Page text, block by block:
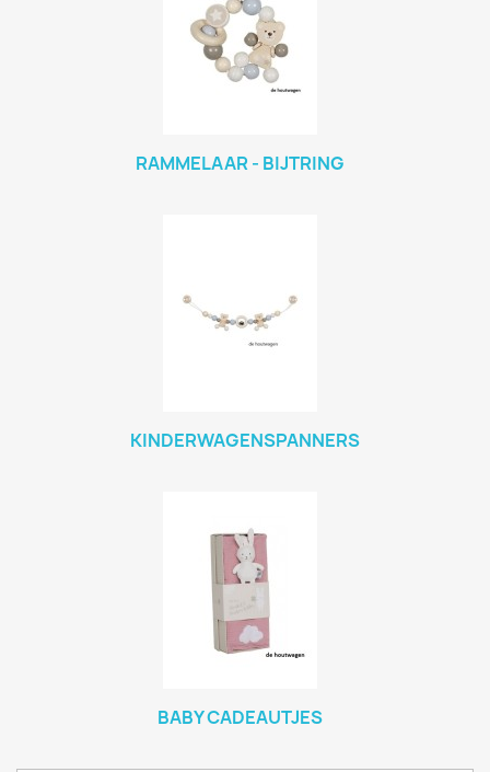
RAMMELAAR - BIJTRING
KINDERWAGENSPANNERS
BABY CADEAUTJES